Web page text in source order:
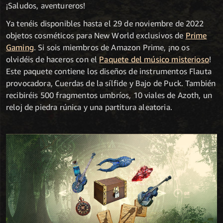
¡Saludos, aventureros!
Ya tenéis disponibles hasta el 29 de noviembre de 2022
objetos cosméticos para New World exclusivos de Prime
Gaming. Si sois miembros de Amazon Prime, ¡no os
olvidéis de haceros con el Paquete del músico misterioso!
Este paquete contiene los diseños de instrumentos Flauta
provocadora, Cuerdas de la sílfide y Bajo de Puck. También
recibiréis 500 fragmentos umbríos, 10 viales de Azoth, un
reloj de piedra rúnica y una partitura aleatoria.